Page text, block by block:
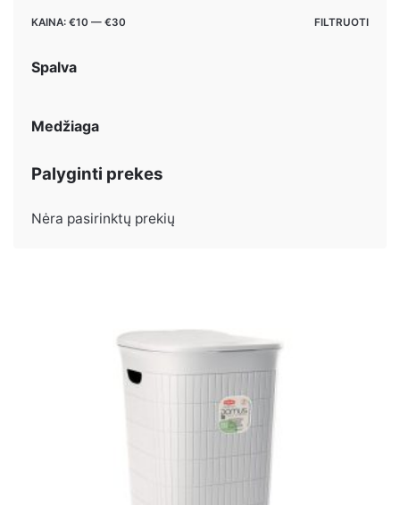
Min
Maks
FILTRUOTI
KAINA: €10 — €30
Spalva
Medžiaga
Palyginti prekes
Nėra pasirinktų prekių